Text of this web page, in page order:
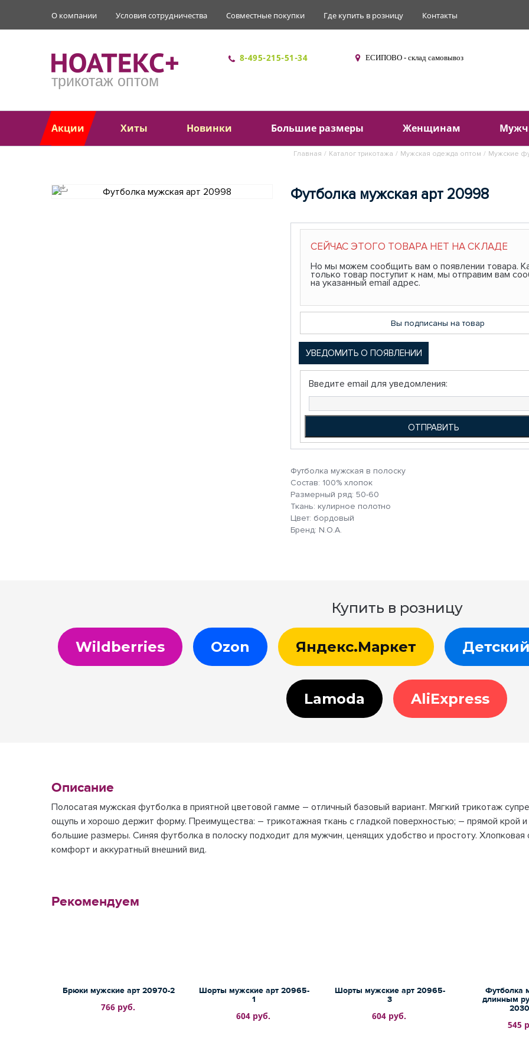
О компании Условия сотрудничества Совместные покупки Где купить в розницу Контакты
трикотаж оптом
8-495-215-51-34 ЕСИПОВО - склад самовывоз
Акции Хиты Новинки Большие размеры Женщинам
Главная / Каталог трикотажа / Мужская одежда оптом / Мужские
Футболка мужская арт 20998
СЕЙЧАС ЭТОГО ТОВАРА НЕТ НА СКЛАДЕ
Но мы можем сообщить вам о появлении товара.
только товар поступит к нам, мы отправим вам
на указанный email адрес.
Вы подписаны на товар
УВЕДОМИТЬ О ПОЯВЛЕНИИ
Введите email для уведомления:
Футболка мужская в полоску
Состав: 100% хлопок
Размерный ряд: 50-60
Ткань: кулирное полотно
Цвет: бордовый
Бренд: N.O.A.
Купить в розницу
Wildberries Ozon Яндекс.Маркет
Lamoda AliExpress
Описание
Полосатая мужская футболка в приятной цветовой гамме – отличный базовый вариант. Мягкий трикотаж
ощупь и хорошо держит форму. Преимущества: – трикотажная ткань с гладкой поверхностью; – прямой крой и
большие размеры. Синяя футболка в полоску подходит для мужчин, ценящих удобство и простоту. Хлопковая
комфорт и аккуратный внешний вид.
Рекомендуем
Брюки мужские арт 20970-2
766 руб.
Шорты мужские арт 20965-
1
604 руб.
Шорты мужские арт 20965-
3
604 руб.
Футболка
длинным
545